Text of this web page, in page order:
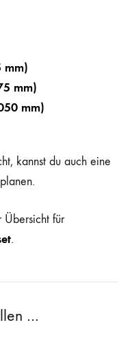
mm)
mm)
mm)
kannst du auch eine
planen.
für
.
…